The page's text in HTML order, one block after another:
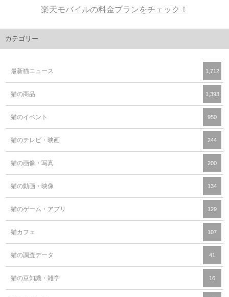
楽天モバイルの料金プランをチェック！
カテゴリー
最新猫ニュース 1,712
猫の商品 1,393
猫のイベント 950
猫のテレビ・映画 244
猫の画像・写真 200
猫の動画・映像 134
猫のゲーム・アプリ 129
猫カフェ 107
猫の調査データ 41
猫の豆知識・雑学 16